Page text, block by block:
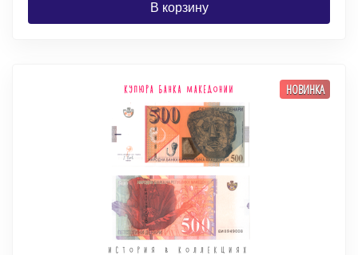
В корзину
НОВИНКА